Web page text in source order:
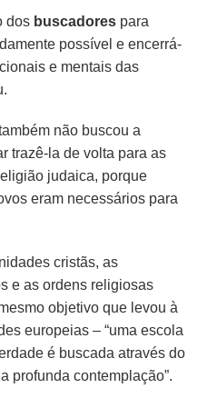
dos buscadores para
possível e encerrá-
e mentais das
não buscou a
trazê-la de volta para as
judaica, porque
eram necessários para
cristãs, as
e as ordens religiosas
objetivo que levou à
europeias – “uma escola
é buscada através do
profunda contemplação”.